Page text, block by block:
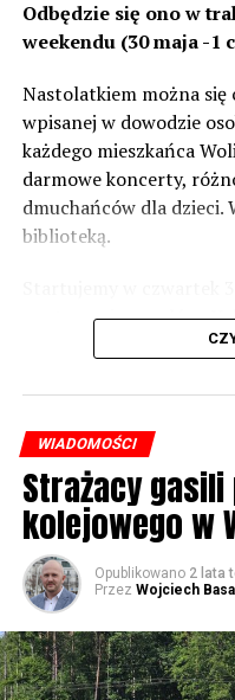
– Jeżeli wyjdzie na to,
zabezpieczeń. Dopóki
norm dopuszczalnego
zrobić. Tam są
zaznacza.
Foto: Wojciech Basałygo
Odbędzie się ono w
weekendu (30 maja -1
Nastolatkiem można się
wpisanej w dowodzie
każdego mieszkańca
darmowe koncerty,
dmuchańców dla dzieci.
biblioteką.
występami zespołów
WIADOMOŚCI
Strażacy
kolejowego w
Opublikowano 2 lata
Przez Wojciech